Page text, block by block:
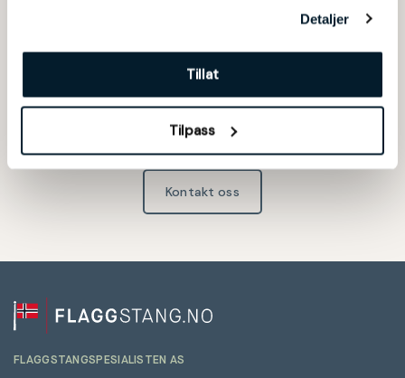
Detaljer
Tillat
Tilpass
Har du spørsmål, eller trenger
Kontakt oss
FLAGGSTANGSPESIALISTEN AS